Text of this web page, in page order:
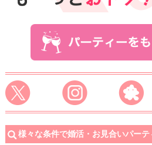
様々な条件で婚活・お見合いパーテ